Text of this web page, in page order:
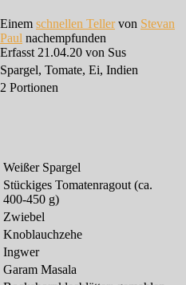
Einem schnellen Tellervon Stevan
Paul nachempfunden
Erfasst 21.04.20 von Sus
Spargel, Tomate, Ei, Indien
2 Portionen
Weißer Spargel
Stückiges Tomatenragout (ca.
400-450 g)
Zwiebel
Knoblauchzehe
Ingwer
Garam Masala